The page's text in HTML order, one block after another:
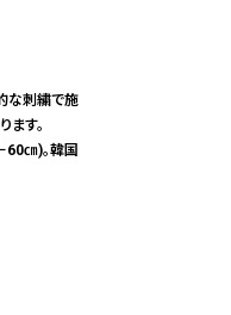
な刺繍で施
す。
60㎝)。韓国